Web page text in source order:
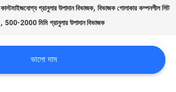
কাস্টমাইজযোগ্য গ্রানুলার উপাদান বিভাজক,বিভাজক গোলাকার কম্পনশীল সিট
, 500-2000 মিমি গ্রানুলার উপাদান বিভাজক
ভালো দাম